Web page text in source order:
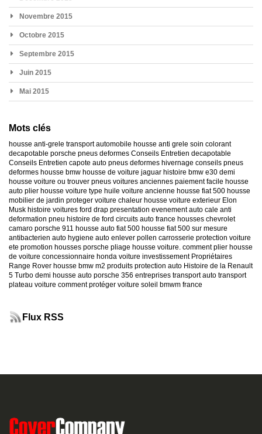
Novembre 2015
Octobre 2015
Septembre 2015
Juin 2015
Mai 2015
Mots clés
housse anti-grele transport automobile housse anti grele soin colorant
decapotable porsche pneus deformes Conseils Entretien decapotable
Conseils Entretien capote auto pneus deformes hivernage conseils pneus
deformes housse bmw housse de voiture jaguar histoire bmw e30 demi
housse voiture ou trouver pneus voitures anciennes paiement facile housse
auto plier housse voiture type huile voiture ancienne housse fiat 500 housse
mobilier de jardin proteger voiture chaleur housse voiture exterieur Elon
Musk histoire voitures ford drap presentation evenement auto cale anti
deformation pneu histoire de ford circuits auto france housses chevrolet
camaro porsche 911 housse auto fiat 500 housse fiat 500 sur mesure
antibacterien auto hygiene auto enlever pollen carrosserie protection voiture
ete promotion housses porsche pliage housse voiture. comment plier housse
de voiture concessionnaire honda voiture investissement Propriétaires
Range Rover housse bmw m2 produits protection auto Histoire de la Renault
5 Turbo demi housse auto porsche 356 entreprises transport auto transport
plateau voiture comment protéger voiture soleil bmwm france
Flux RSS